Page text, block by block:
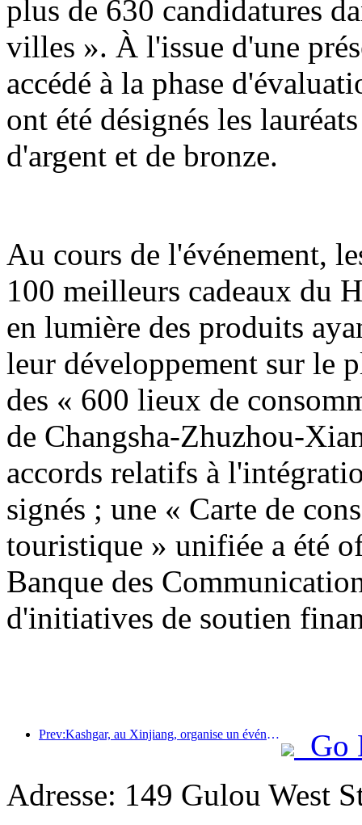
plus de 630 candidatures
villes ». À l'issue d'une
accédé à la phase
ont été désignés les
d'argent et de bronze.
Au cours de l'événement,
100 meilleurs cadeaux du
en lumière des produits
leur développement sur le
des « 600 lieux de
de Changsha-Zhuzhou-
accords relatifs à
signés ; une « Carte de
touristique » unifiée a été
Banque des
d'initiatives de soutien
Prev:Kashgar, au Xinjiang, organise un événement de promotion touristique pour favoriser les échanges interethniques.
Go
Adresse: 149 Gulou West